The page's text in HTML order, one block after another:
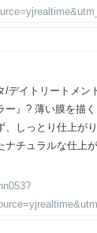
/デイトリートメン
ー』? 薄い膜を描く
、しっとり仕上が
ナチュラルな仕上